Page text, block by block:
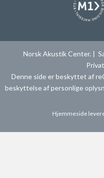
Norsk Akustik Center. |
Denne side er beskyttet af
beskyttelse af personlige
Hjemmeside